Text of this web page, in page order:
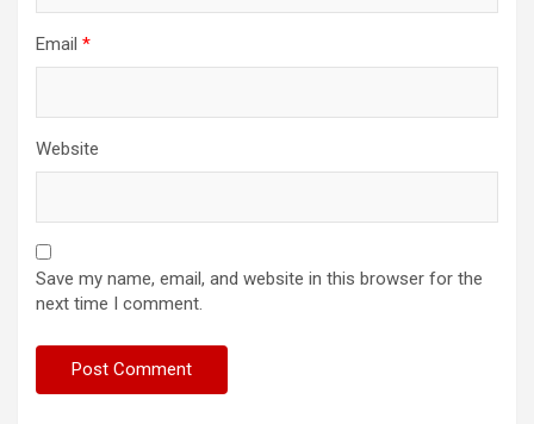
Email *
Website
Save my name, email, and website in this browser for the
next time I comment.